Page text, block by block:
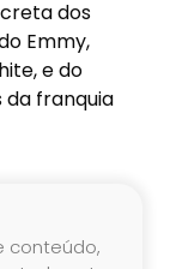
dos
Emmy,
e do
franquia
conteúdo,